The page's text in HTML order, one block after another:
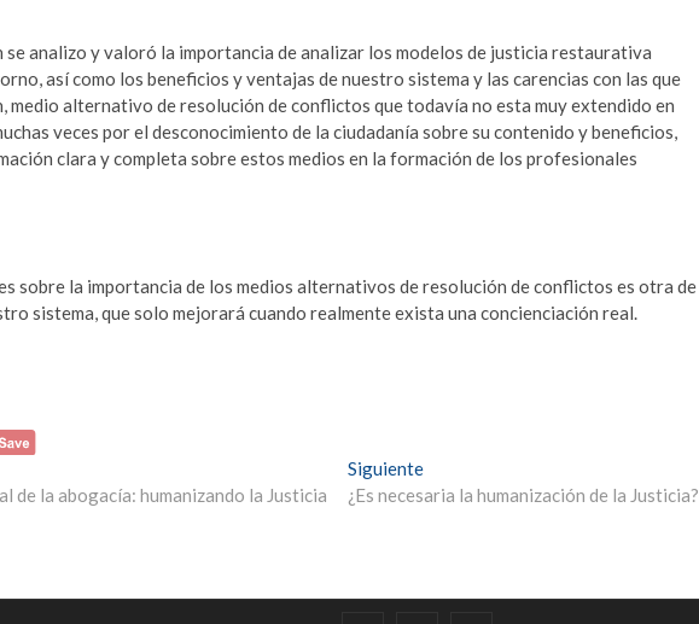
analizo y valoró la importancia de analizar los modelos de justicia restaurativa
así como los beneficios y ventajas de nuestro sistema y las carencias con las que
medio alternativo de resolución de conflictos que todavía no esta muy extendido en
veces por el desconocimiento de la ciudadanía sobre su contenido y beneficios,
clara y completa sobre estos medios en la formación de los profesionales
sobre la importancia de los medios alternativos de resolución de conflictos es otra de
sistema, que solo mejorará cuando realmente exista una concienciación real.
de la abogacía: humanizando la Justicia
SiguienteEntrada
siguiente:
¿Es necesaria la humanización de la Justicia?